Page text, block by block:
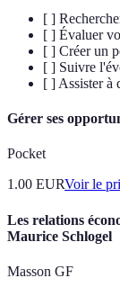
[ ]
[ ] Évaluer
[ ] Créer un
[ ] Suivre
[ ] Assister à
Gérer ses
Pocket
1.00 EURVoir le
Les relations
Maurice Schlogel
Masson GF